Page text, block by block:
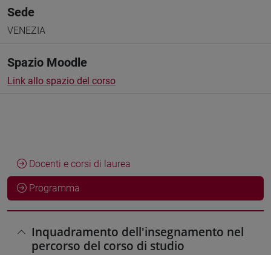
Sede
VENEZIA
Spazio Moodle
Link allo spazio del corso
Docenti e corsi di laurea
Programma
Inquadramento dell'insegnamento nel
percorso del corso di studio